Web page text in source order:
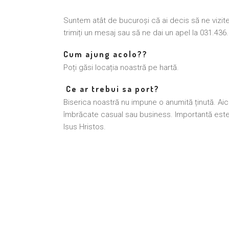
Suntem atât de bucuroși că ai decis să ne
trimiți un mesaj sau să ne dai un apel la
Cum ajung acolo??
Poți găsi locația noastră pe hartă.
Ce ar trebui sa port?
Biserica noastră nu impune o anumită ținută.
îmbrăcate casual sau business. Importantă
Isus Hristos.